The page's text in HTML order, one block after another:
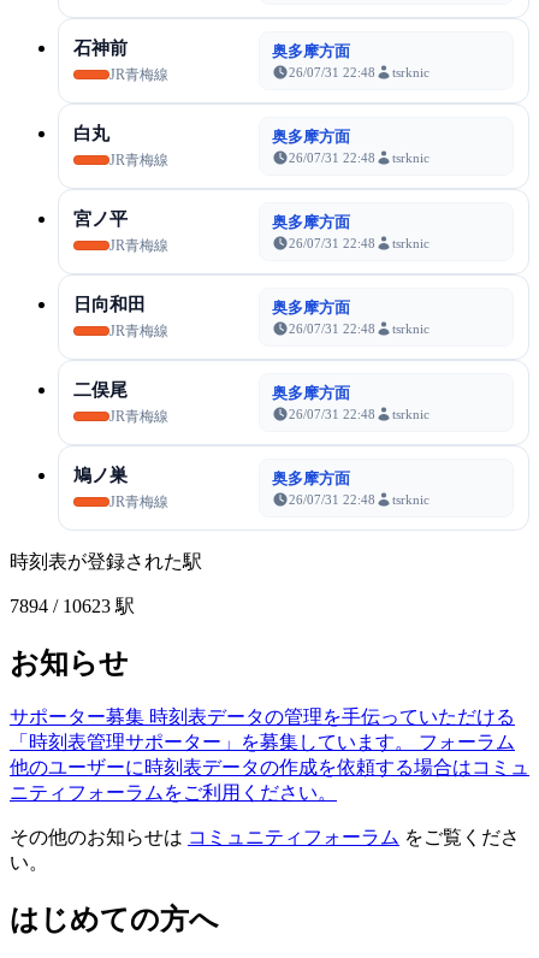
石神前
JR青梅線
奥多摩方面
26/07/31 22:48 tsrknic
白丸
JR青梅線
奥多摩方面
26/07/31 22:48 tsrknic
宮ノ平
JR青梅線
奥多摩方面
26/07/31 22:48 tsrknic
日向和田
JR青梅線
奥多摩方面
26/07/31 22:48 tsrknic
二俣尾
JR青梅線
奥多摩方面
26/07/31 22:48 tsrknic
鳩ノ巣
JR青梅線
奥多摩方面
26/07/31 22:48 tsrknic
時刻表が登録された駅
7894 / 10623 駅
お知らせ
サポーター募集 時刻表データの管理を手伝っていただける
「時刻表管理サポーター」を募集しています。
フォーラム
他のユーザーに時刻表データの作成を依頼する場合はコミュ
ニティフォーラムをご利用ください。
その他のお知らせは コミュニティフォーラム をご覧くださ
い。
はじめての方へ